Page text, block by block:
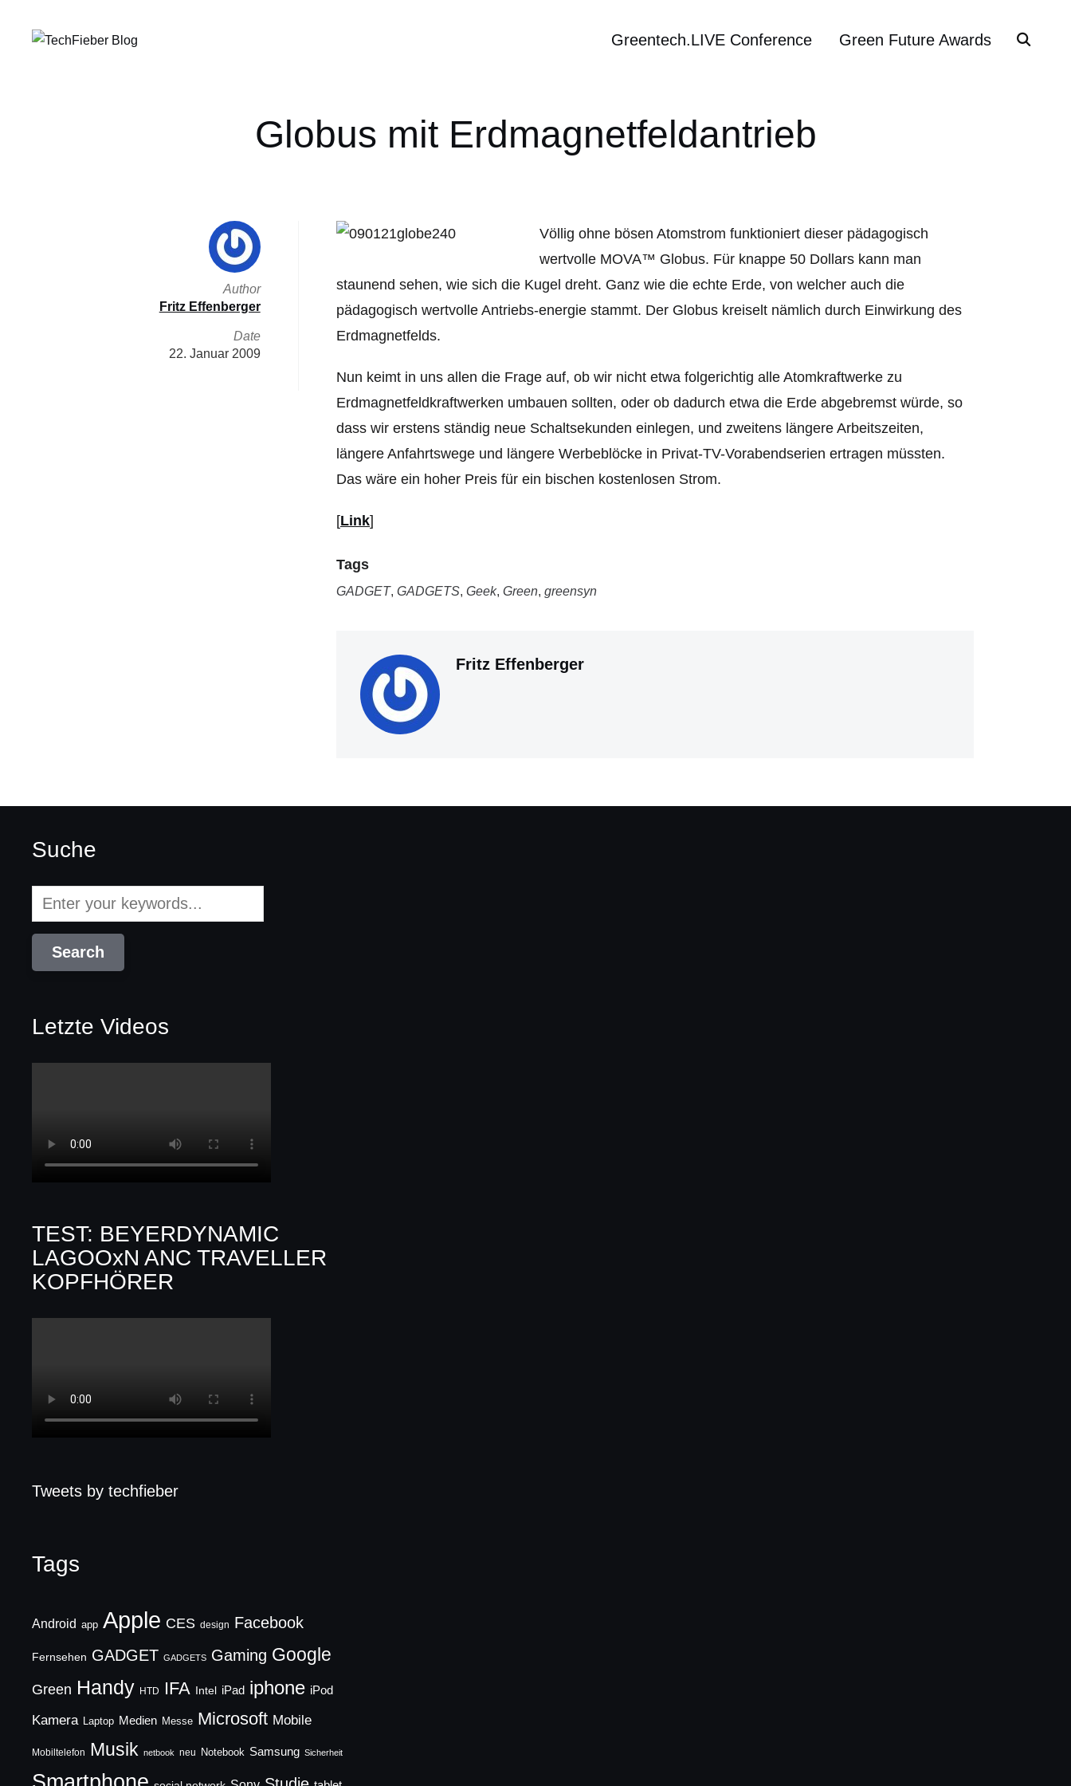
Greentech.LIVE Conference Green Future Awards
Globus mit Erdmagnetfeldantrieb
Völlig ohne bösen Atomstrom funktioniert dieser pädagogisch
wertvolle MOVA™ Globus. Für knappe 50 Dollars kann man
staunend sehen, wie sich die Kugel dreht. Ganz wie die echte Erde, von welcher auch die
pädagogisch wertvolle Antriebs-energie stammt. Der Globus kreiselt nämlich durch Einwirkung des
Erdmagnetfelds.
Nun keimt in uns allen die Frage auf, ob wir nicht etwa folgerichtig alle Atomkraftwerke zu
Erdmagnetfeldkraftwerken umbauen sollten, oder ob dadurch etwa die Erde abgebremst würde, so
dass wir erstens ständig neue Schaltsekunden einlegen, und zweitens längere Arbeitszeiten,
längere Anfahrtswege und längere Werbeblöcke in Privat-TV-Vorabendserien ertragen müssten.
Das wäre ein hoher Preis für ein bischen kostenlosen Strom.
[Link]
Tags
GADGET, GADGETS, Geek, Green, greensyn
Fritz Effenberger
Author
Fritz Effenberger
Date
22. Januar 2009
Suche
Letzte Videos
TEST: BEYERDYNAMIC
LAGOOxN ANC TRAVELLER
KOPFHÖRER
Tweets by techfieber
Tags
Android app Apple CES design Facebook
Fernsehen GADGET GADGETS Gaming Google
Green Handy HTD IFA Intel iPad iphone iPod
Kamera Laptop Medien Messe Microsoft Mobile
Mobiltelefon Musik netbook neu Notebook Samsung Sicherheit